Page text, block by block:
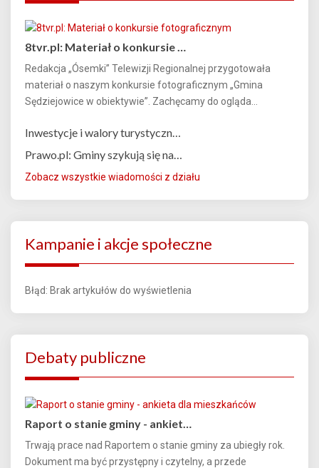
8tvr.pl: Materiał o konkursie …
Redakcja „Ósemki” Telewizji Regionalnej przygotowała
materiał o naszym konkursie fotograficznym „Gmina
Sędziejowice w obiektywie”. Zachęcamy do ogląda...
Inwestycje i walory turystyczn…
Prawo.pl: Gminy szykują się na…
Zobacz wszystkie wiadomości z działu
Kampanie i akcje społeczne
Błąd: Brak artykułów do wyświetlenia
Debaty publiczne
Raport o stanie gminy - ankiet…
Trwają prace nad Raportem o stanie gminy za ubiegły rok.
Dokument ma być przystępny i czytelny, a przede